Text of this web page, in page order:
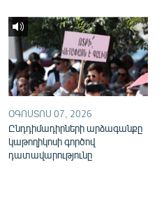
ՕԳՈՍՏՈՍ 07, 2026
Ընդդիմադիրների արձագանքը
կաթողիկոսի գործով
դատավարությունը